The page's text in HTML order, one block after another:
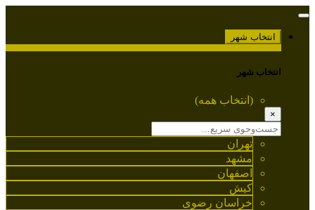
انتخاب شهر
انتخاب شهر
(انتخاب همه)
×
تهران
مشهد
اصفهان
کیش
خراسان رضوی